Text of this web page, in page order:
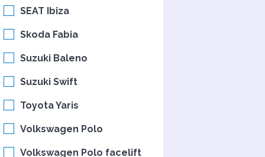
SEAT Ibiza
Skoda Fabia
Suzuki Baleno
Suzuki Swift
Toyota Yaris
Volkswagen Polo
Volkswagen Polo facelift